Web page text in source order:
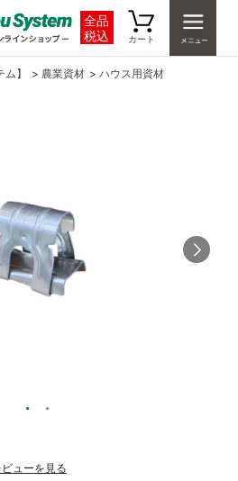
全品
税込
カート
】 > 農業資材 > ハウス用資材
ビューを見る